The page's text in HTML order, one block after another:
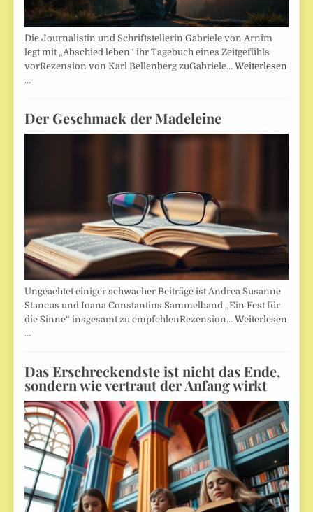
Die Journalistin und Schriftstellerin Gabriele von Arnim
legt mit „Abschied leben“ ihr Tagebuch eines Zeitgefühls
vorRezension von Karl Bellenberg zuGabriele…Weiterlesen
…
Der Geschmack der Madeleine
Ungeachtet einiger schwacher Beiträge ist Andrea Susanne
Stancus und Ioana Constantins Sammelband „Ein Fest für
die Sinne“ insgesamt zu empfehlenRezension…Weiterlesen
…
Das Erschreckendste ist nicht das Ende,
sondern wie vertraut der Anfang wirkt